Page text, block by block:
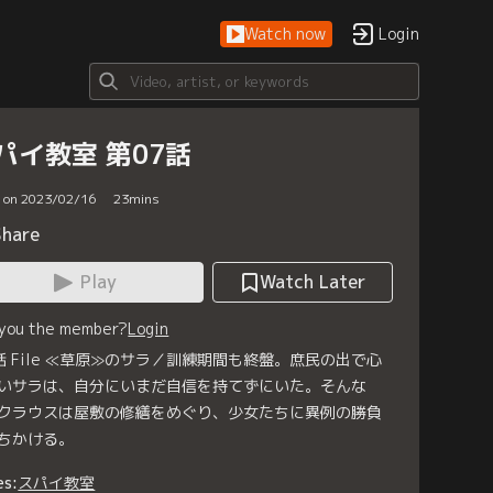
Watch now Login
イ教室 第07話
on 2023/02/16 23mins
Play
Watch Later
the member?Login
File ≪草原≫のサラ／訓練期間も終盤。庶民の出で心
サラは、自分にいまだ自信を持てずにいた。そんな
ラウスは屋敷の修繕をめぐり、少女たちに異例の勝負
かける。
スパイ教室